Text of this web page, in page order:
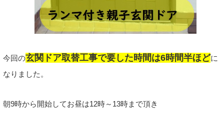
今回の玄関ドア取替工事で要した時間は6時間半ほどに
なりました。
朝9時から開始してお昼は12時～13時まで頂き